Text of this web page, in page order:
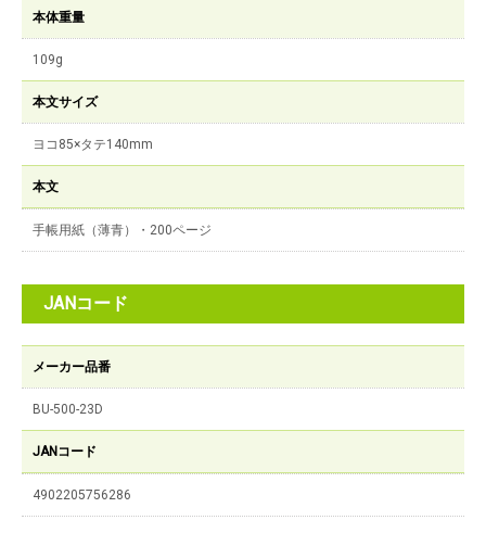
本体重量
109g
本文サイズ
ヨコ85×タテ140mm
本文
手帳用紙（薄青）・200ページ
JANコード
メーカー品番
BU-500-23D
JANコード
4902205756286